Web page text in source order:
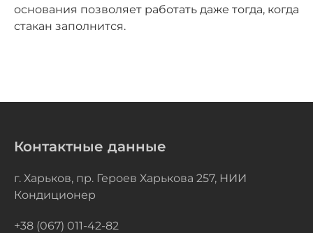
основания позволяет работать даже тогда, когда
стакан заполнится.
Контактные данные
г. Харьков, пр. Героев Харькова 257, НИИ
Кондиционер
+38 (067) 011-42-82